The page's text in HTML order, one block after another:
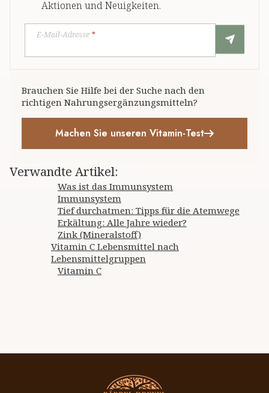
Aktionen und Neuigkeiten.
E-Mail-Adresse *
Brauchen Sie Hilfe bei der Suche nach den
richtigen Nahrungsergänzungsmitteln?
Machen Sie unseren Vitamin-Test
Verwandte Artikel:
Was ist das Immunsystem
Immunsystem
Tief durchatmen: Tipps für die Atemwege
Erkältung: Alle Jahre wieder?
Zink (Mineralstoff)
Vitamin C Lebensmittel nach
Lebensmittelgruppen
Vitamin C